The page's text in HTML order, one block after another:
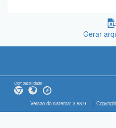
Gerar
Compatibilidade
Versão do sistema: 3.88.9